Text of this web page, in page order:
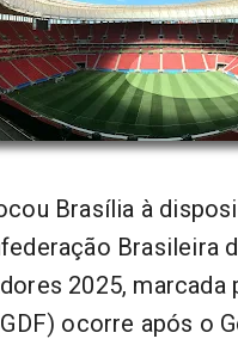
Brasília à
Brasileira
2025,
ocorre após o